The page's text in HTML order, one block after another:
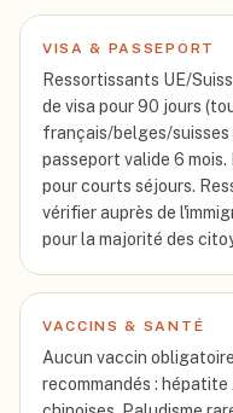
VISA & PASSEPORT
Ressortissants UE/
de visa pour 90 jours
français/belges/suisses
passeport valide 6 mois.
pour courts séjours.
vérifier auprès de
pour la majorité des
VACCINS & SANTÉ
Aucun vaccin
recommandés :